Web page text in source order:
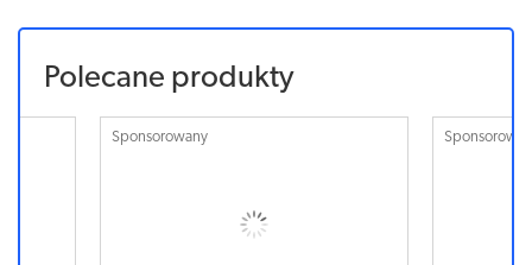
Polecane produkty
Sponsorowany